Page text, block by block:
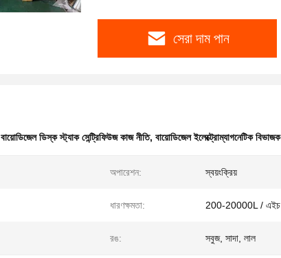
সেরা দাম পান
বায়োডিজেল ডিস্ক স্ট্যাক সেন্ট্রিফিউজ কাজ নীতি, বায়োডিজেল ইলেক্ট্রোম্যাগনেটিক বিভাজক
অপারেশন: স্বয়ংক্রিয়
ধারণক্ষমতা: 200-20000L / এইচ
রঙ: সবুজ, সাদা, লাল